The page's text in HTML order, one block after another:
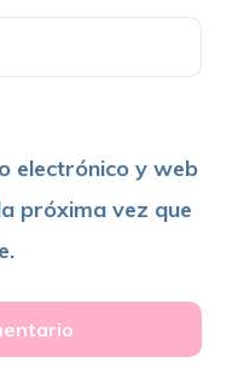
electrónico y web
próxima vez que